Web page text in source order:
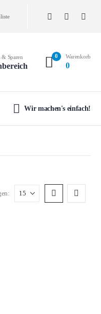
& Sparen 0 Warenkorb
0
Wir machen's einfach!